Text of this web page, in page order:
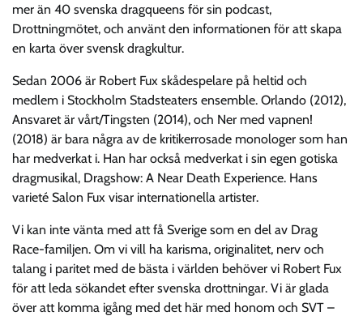
mer än 40 svenska dragqueens för sin podcast,
Drottningmötet, och använt den informationen för att skapa
en karta över svensk dragkultur.
Sedan 2006 är Robert Fux skådespelare på heltid och
medlem i Stockholm Stadsteaters ensemble. Orlando (2012),
Ansvaret är vårt/Tingsten (2014), och Ner med vapnen!
(2018) är bara några av de kritikerrosade monologer som han
har medverkat i. Han har också medverkat i sin egen gotiska
dragmusikal, Dragshow: A Near Death Experience. Hans
varieté Salon Fux visar internationella artister.
Vi kan inte vänta med att få Sverige som en del av Drag
Race-familjen. Om vi vill ha karisma, originalitet, nerv och
talang i paritet med de bästa i världen behöver vi Robert Fux
för att leda sökandet efter svenska drottningar. Vi är glada
över att komma igång med det här med honom och SVT –